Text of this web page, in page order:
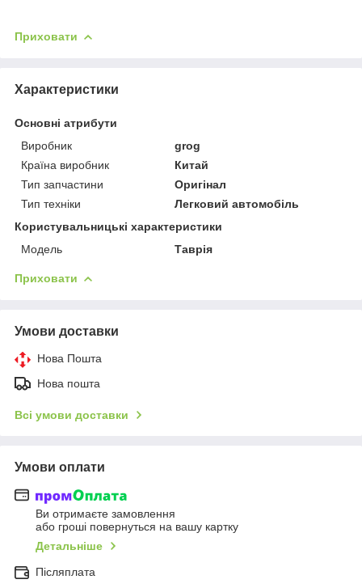
Приховати
Характеристики
Основні атрибути
Виробник
grog
Країна виробник
Китай
Тип запчастини
Оригінал
Тип техніки
Легковий автомобіль
Користувальницькі характеристики
Модель
Таврія
Приховати
Умови доставки
Нова Пошта
Нова пошта
Всі умови доставки
Умови оплати
Ви отримаєте замовлення
або гроші повернуться на вашу картку
Детальніше
Післяплата